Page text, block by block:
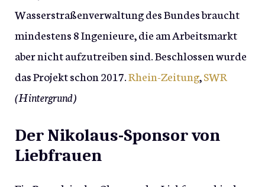
Wasserstraßenverwaltung des Bundes braucht
mindestens 8 Ingenieure, die am Arbeitsmarkt
aber nicht aufzutreiben sind. Beschlossen wurde
das Projekt schon 2017.Rhein-Zeitung,SWR
(Hintergrund)
Der Nikolaus-Sponsor von
Liebfrauen